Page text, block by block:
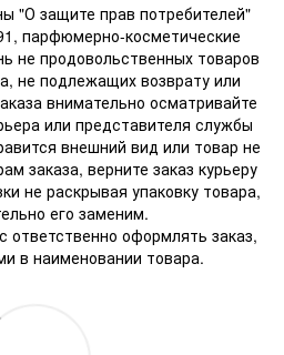
"О защите прав потребителей"
парфюмерно-косметические
не продовольственных товаров
не подлежащих возврату или
внимательно осматривайте
или представителя службы
внешний вид или товар не
заказа, верните заказ курьеру
не раскрывая упаковку товара,
его заменим.
ответственно оформлять заказ,
в наименовании товара.